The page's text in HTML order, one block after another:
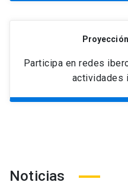
Participa en redes
actividades
Noticias